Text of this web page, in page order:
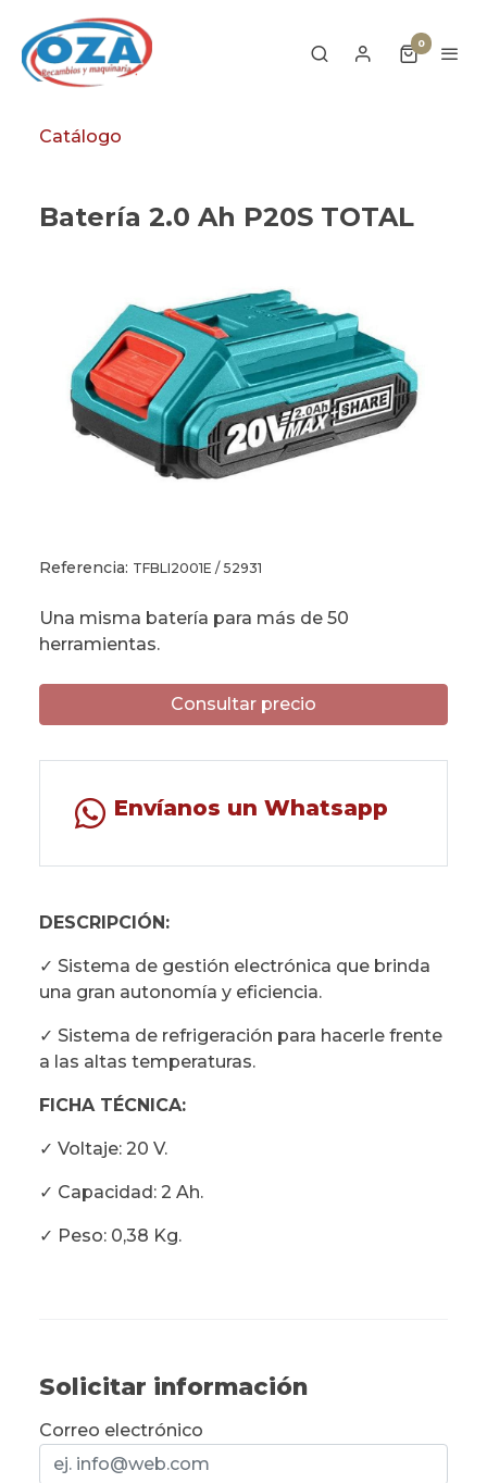
0
Catálogo
Batería 2.0 Ah P20S TOTAL
Referencia: TFBLI2001E / 52931
Una misma batería para más de 50
herramientas.
Consultar precio
Envíanos un Whatsapp
DESCRIPCIÓN:
✓ Sistema de gestión electrónica que brinda
una gran autonomía y eficiencia.
✓ Sistema de refrigeración para hacerle frente
a las altas temperaturas.
FICHA TÉCNICA:
✓ Voltaje: 20 V.
✓ Capacidad: 2 Ah.
✓ Peso: 0,38 Kg.
Solicitar información
Correo electrónico